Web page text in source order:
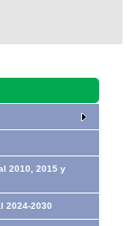
2010, 2015 y
2024-2030